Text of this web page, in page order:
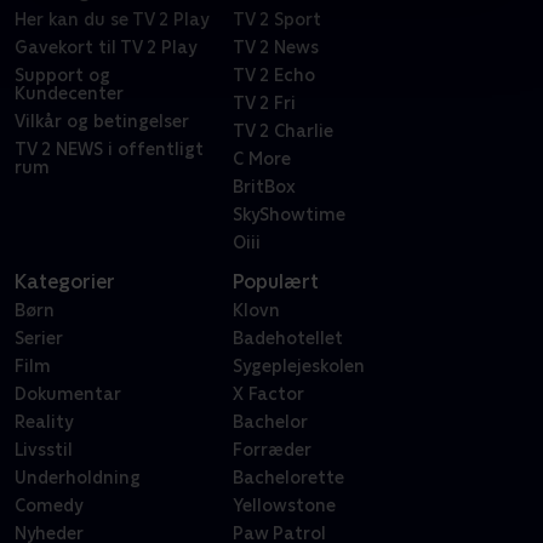
Her kan du se TV 2 Play
Gavekort til TV 2 Play
Support og
Kundecenter
Vilkår og betingelser
TV 2 NEWS i offentligt
rum
TV 2 Sport
TV 2 News
TV 2 Echo
TV 2 Fri
TV 2 Charlie
C More
BritBox
SkyShowtime
Oiii
Kategorier
Børn
Serier
Film
Dokumentar
Reality
Livsstil
Underholdning
Comedy
Nyheder
Populært
Klovn
Badehotellet
Sygeplejeskolen
X Factor
Bachelor
Forræder
Bachelorette
Yellowstone
Paw Patrol